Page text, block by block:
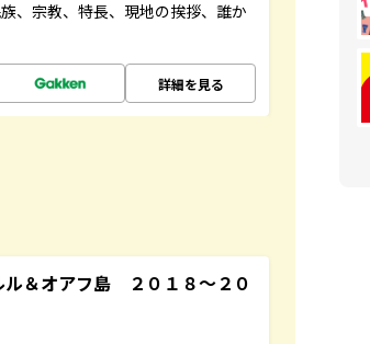
、宗教、特長、現地の挨拶、誰か
詳細を見る
＆オアフ島 ２０１８～２０